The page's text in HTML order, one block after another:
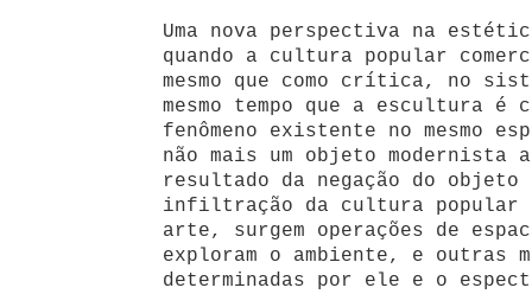
Uma nova perspectiva na
quando a cultura popular
mesmo que como crítica, no
mesmo tempo que a escultura é
fenômeno existente no mesmo
não mais um objeto modernista
resultado da negação do objeto
infiltração da cultura popular
arte, surgem operações de
exploram o ambiente, e outras
determinadas por ele e o